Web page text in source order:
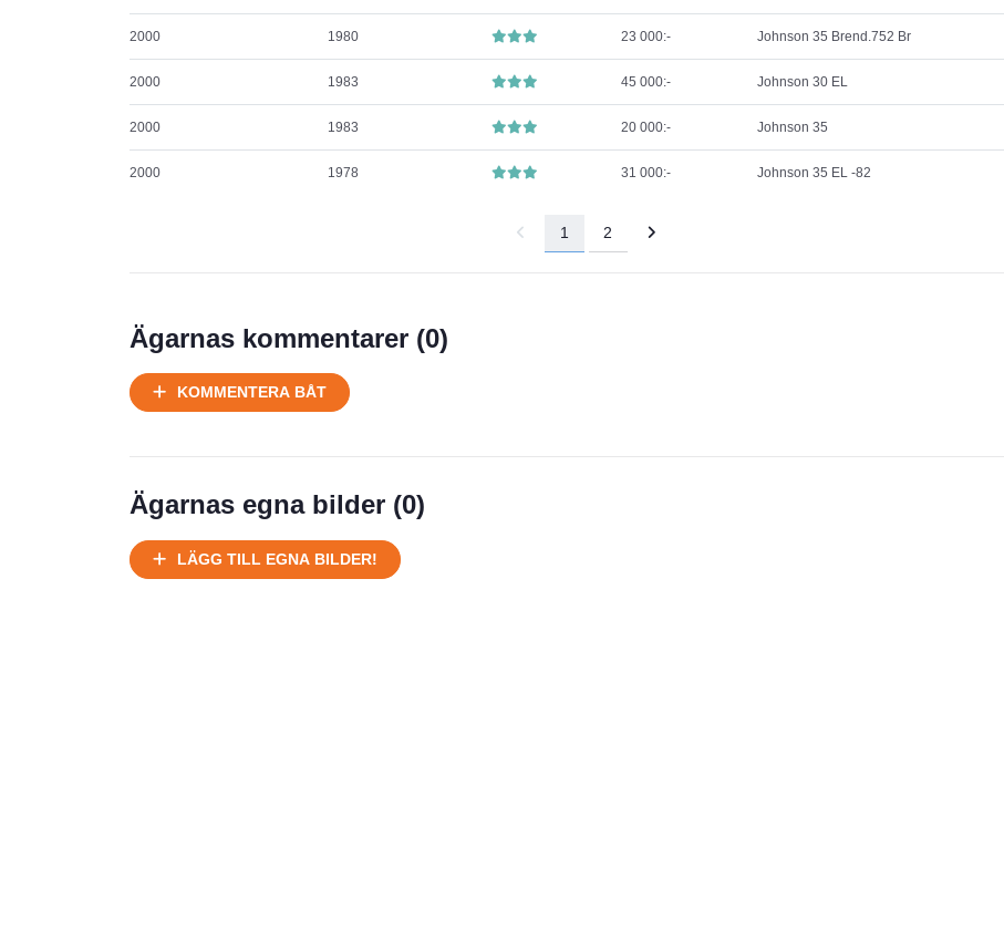
2000 1980 23 000:- Johnson 35 Brend.752 Br
2000 1983 45 000:- Johnson 30 EL
2000 1983 20 000:- Johnson 35
2000 1978 31 000:- Johnson 35 EL -82
1 2
Ägarnas kommentarer (0)
KOMMENTERA BÅT
Ägarnas egna bilder (0)
LÄGG TILL EGNA BILDER!